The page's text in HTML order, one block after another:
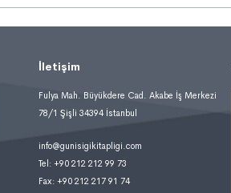
İletişim
Fulya Mah. Büyükdere Cad. Akabe İş Merkezi
78/1 Şişli 34394 İstanbul
info@gunisigikitapligi.com
Tel: +90 212 212 99 73
Fax: +90 212 217 91 74